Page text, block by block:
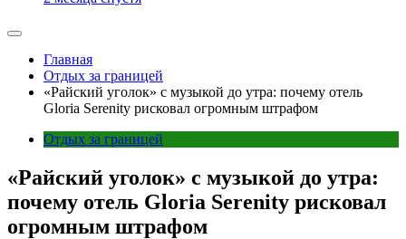
Главная
Отдых за границей
«Райский уголок» с музыкой до утра: почему отель
Gloria Serenity рисковал огромным штрафом
Отдых за границей
«Райский уголок» с музыкой до утра:
почему отель Gloria Serenity рисковал
огромным штрафом